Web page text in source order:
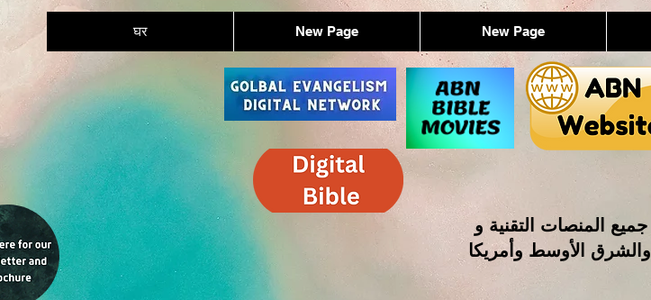
घर New Page New Page
المنصات التقنية و
الأوسط وأمريكا